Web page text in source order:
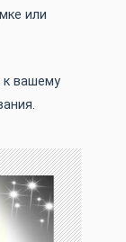
или
вашему